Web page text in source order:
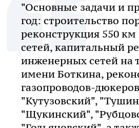
"Основные задачи и
год: строительство
реконструкция 550
сетей, капитальный
инженерных сетей на
имени Боткина,
газопроводов-
"Кутузовский",
"Щукинский",